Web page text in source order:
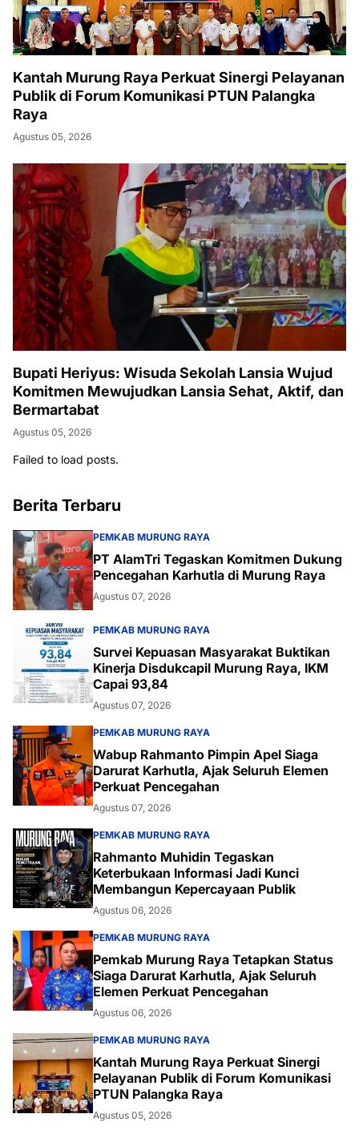
Kantah Murung Raya Perkuat Sinergi Pelayanan
Publik di Forum Komunikasi PTUN Palangka
Raya
Agustus 05, 2026
Bupati Heriyus: Wisuda Sekolah Lansia Wujud
Komitmen Mewujudkan Lansia Sehat, Aktif, dan
Bermartabat
Agustus 05, 2026
Failed to load posts.
Berita Terbaru
PEMKAB MURUNG RAYA
PT AlamTri Tegaskan Komitmen Dukung
Pencegahan Karhutla di Murung Raya
Agustus 07, 2026
PEMKAB MURUNG RAYA
Survei Kepuasan Masyarakat Buktikan
Kinerja Disdukcapil Murung Raya, IKM
Capai 93,84
Agustus 07, 2026
PEMKAB MURUNG RAYA
Wabup Rahmanto Pimpin Apel Siaga
Darurat Karhutla, Ajak Seluruh Elemen
Perkuat Pencegahan
Agustus 07, 2026
PEMKAB MURUNG RAYA
Rahmanto Muhidin Tegaskan
Keterbukaan Informasi Jadi Kunci
Membangun Kepercayaan Publik
Agustus 06, 2026
PEMKAB MURUNG RAYA
Pemkab Murung Raya Tetapkan Status
Siaga Darurat Karhutla, Ajak Seluruh
Elemen Perkuat Pencegahan
Agustus 06, 2026
PEMKAB MURUNG RAYA
Kantah Murung Raya Perkuat Sinergi
Pelayanan Publik di Forum Komunikasi
PTUN Palangka Raya
Agustus 05, 2026